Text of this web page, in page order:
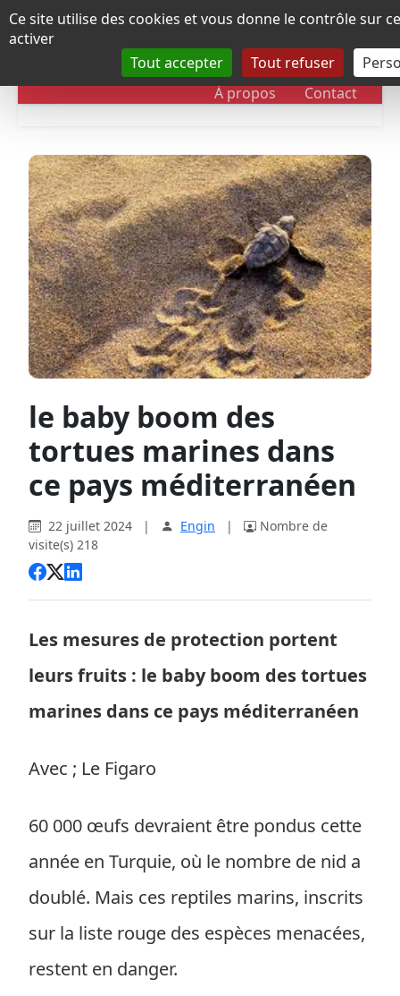
Panneau de gestion des cookies
Ce site utilise des cookies et vous donne le contrôle sur
activer
Tout accepter
Tout refuser
DOSSIERS CHRONOLOGIE
À propos Contact
le baby boom des
tortues marines dans
ce pays méditerranéen
22 juillet 2024 | Engin |
Nombre de
visite(s) 218
Les mesures de protection portent
leurs fruits : le baby boom des tortues
marines dans ce pays méditerranéen
Avec ; Le Figaro
60 000 œufs devraient être pondus cette
année en Turquie, où le nombre de nid a
doublé. Mais ces reptiles marins, inscrits
sur la liste rouge des espèces menacées,
restent en danger.